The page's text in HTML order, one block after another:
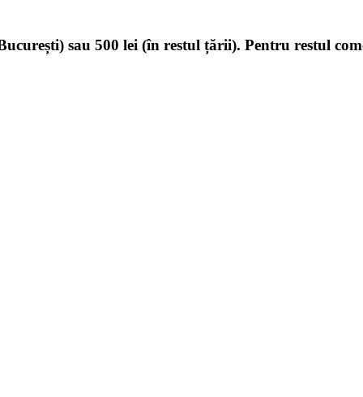
sau 500 lei (în restul țării). Pentru restul